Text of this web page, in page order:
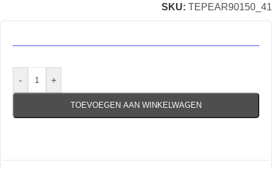
SKU: TEPEAR90150_41
- +
TOEVOEGEN AAN WINKELWAGEN